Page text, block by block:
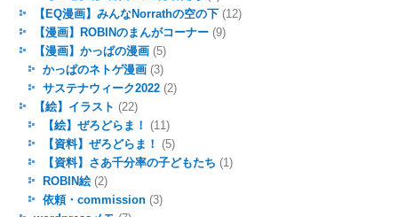
【EQ漫画】みんなNorrathの空の下(12)
【漫画】ROBINのまんがコーナー(9)
【漫画】かっぱの漫画(5)
かっぱのネトゲ漫画(3)
サステナウィーク2022(2)
【絵】イラスト (22)
【絵】ぜろどらま！
(11)
【資料】ぜろどらま！
(5)
【資料】さあ千分率の子どもたち (1)
ROBIN絵(2)
依頼・commission(3)